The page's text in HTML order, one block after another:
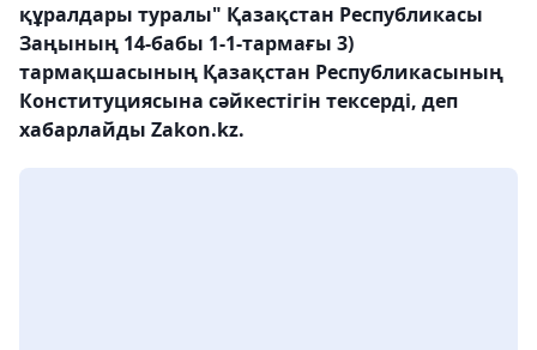
құралдары туралы" Қазақстан Республикасы
Заңының 14-бабы 1-1-тармағы 3)
тармақшасының Қазақстан Республикасының
Конституциясына сәйкестігін тексерді, деп
хабарлайды Zakon.kz.